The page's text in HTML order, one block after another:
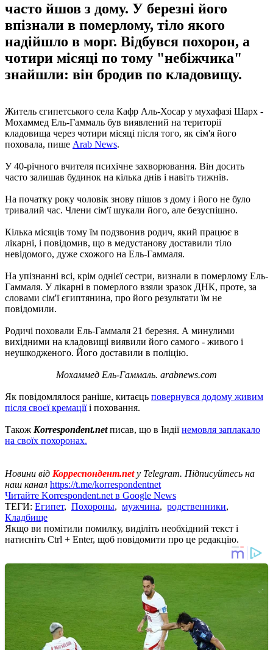
часто йшов з дому. У березні його
впізнали в померлому, тіло якого
надійшло в морг. Відбувся похорон, а
чотири місяці по тому "небіжчика"
знайшли: він бродив по кладовищу.
Житель єгипетського села Кафр Аль-Хосар у мухафазі Шарх -
Мохаммед Ель-Гаммаль був виявлений на території
кладовища через чотири місяці після того, як сім'я його
поховала, пише Arab News.
У 40-річного вчителя психічне захворювання. Він досить
часто залишав будинок на кілька днів і навіть тижнів.
На початку року чоловік знову пішов з дому і його не було
тривалий час. Члени сім'ї шукали його, але безуспішно.
Кілька місяців тому їм подзвонив родич, який працює в
лікарні, і повідомив, що в медустанову доставили тіло
невідомого, дуже схожого на Ель-Гаммаля.
На упізнанні всі, крім однієї сестри, визнали в померлому Ель-
Гаммаля. У лікарні в померлого взяли зразок ДНК, проте, за
словами сім'ї єгиптянина, про його результати їм не
повідомили.
Родичі поховали Ель-Гаммаля 21 березня. А минулими
вихідними на кладовищі виявили його самого - живого і
неушкодженого. Його доставили в поліцію.
Мохаммед Ель-Гаммаль. arabnews.com
Як повідомлялося раніше, китаєць повернувся додому живим
після своєї кремаціїі поховання.
Також Korrespondent.netписав, що в Індіїнемовля заплакало
на своїх похоронах.
Новини від Корреспондент.net у Telegram. Підписуйтесь на
наш канал https://t.me/korrespondentnet
Читайте Korrespondent.net в Google News
ТЕГИ: Египет, Похороны, мужчина, родственники,
Кладбище
Якщо ви помітили помилку, виділіть необхідний текст і
натисніть Ctrl + Enter, щоб повідомити про це редакцію.